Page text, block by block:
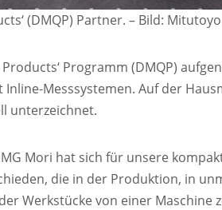
(DMQP) Partner. – Bild:
Programm (DMQP)
Messsystemen. Auf der
unterzeichnet.
Mori hat sich für unsere
die in der Produktion, in
Werkstücke von einer Maschine